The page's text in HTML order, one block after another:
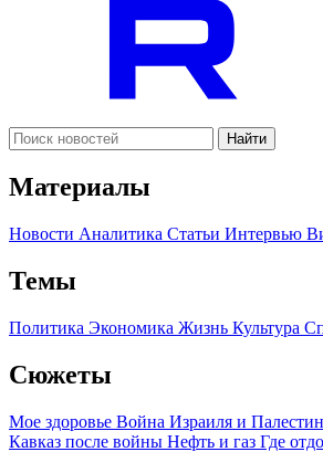
Найти
Материалы
Новости Аналитика Статьи Интервью
Темы
Политика Экономика Жизнь Культура
Сюжеты
Мое здоровье Война Израиля и
Кавказ после войны Нефть и газ Где